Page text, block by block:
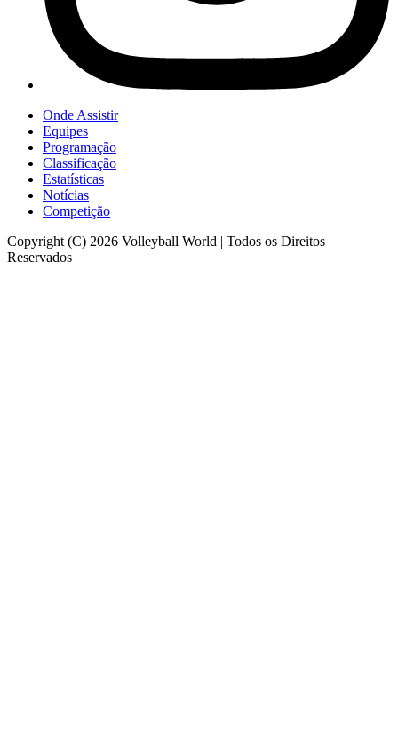
Onde Assistir
Equipes
Programação
Classificação
Estatísticas
Notícias
Competição
Copyright (C) 2026 Volleyball World | Todos os Direitos
Reservados